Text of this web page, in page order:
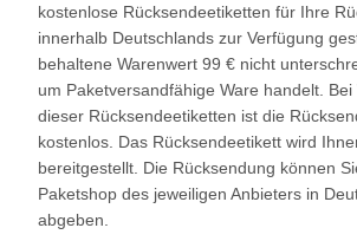
kostenlose Rücksendeetiketten für Ihre
innerhalb Deutschlands zur Verfügung
behaltene Warenwert 99 € nicht
um Paketversandfähige Ware handelt. Bei
dieser Rücksendeetiketten ist die
kostenlos. Das Rücksendeetikett wird
bereitgestellt. Die Rücksendung können
Paketshop des jeweiligen Anbieters in
abgeben.